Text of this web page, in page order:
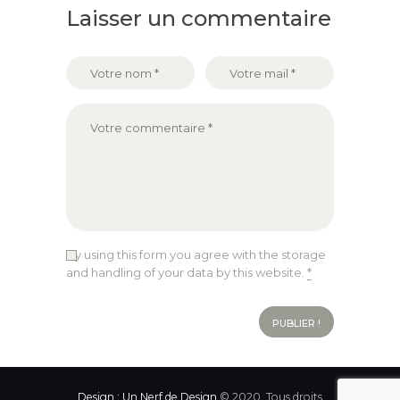
Laisser un commentaire
By using this form you agree with the storage
and handling of your data by this website. *
Design : Un Nerf de Design © 2020. Tous droits